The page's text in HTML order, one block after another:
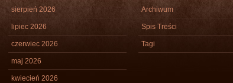
sierpień 2026
lipiec 2026
czerwiec 2026
maj 2026
kwiecień 2026
Archiwum
Spis Treści
Tagi